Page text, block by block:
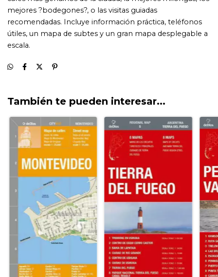
También te pueden interesar...